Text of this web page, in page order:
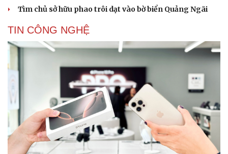
Tìm chủ sở hữu phao trôi dạt vào bờ biển Quảng Ngãi
TIN CÔNG NGHỆ